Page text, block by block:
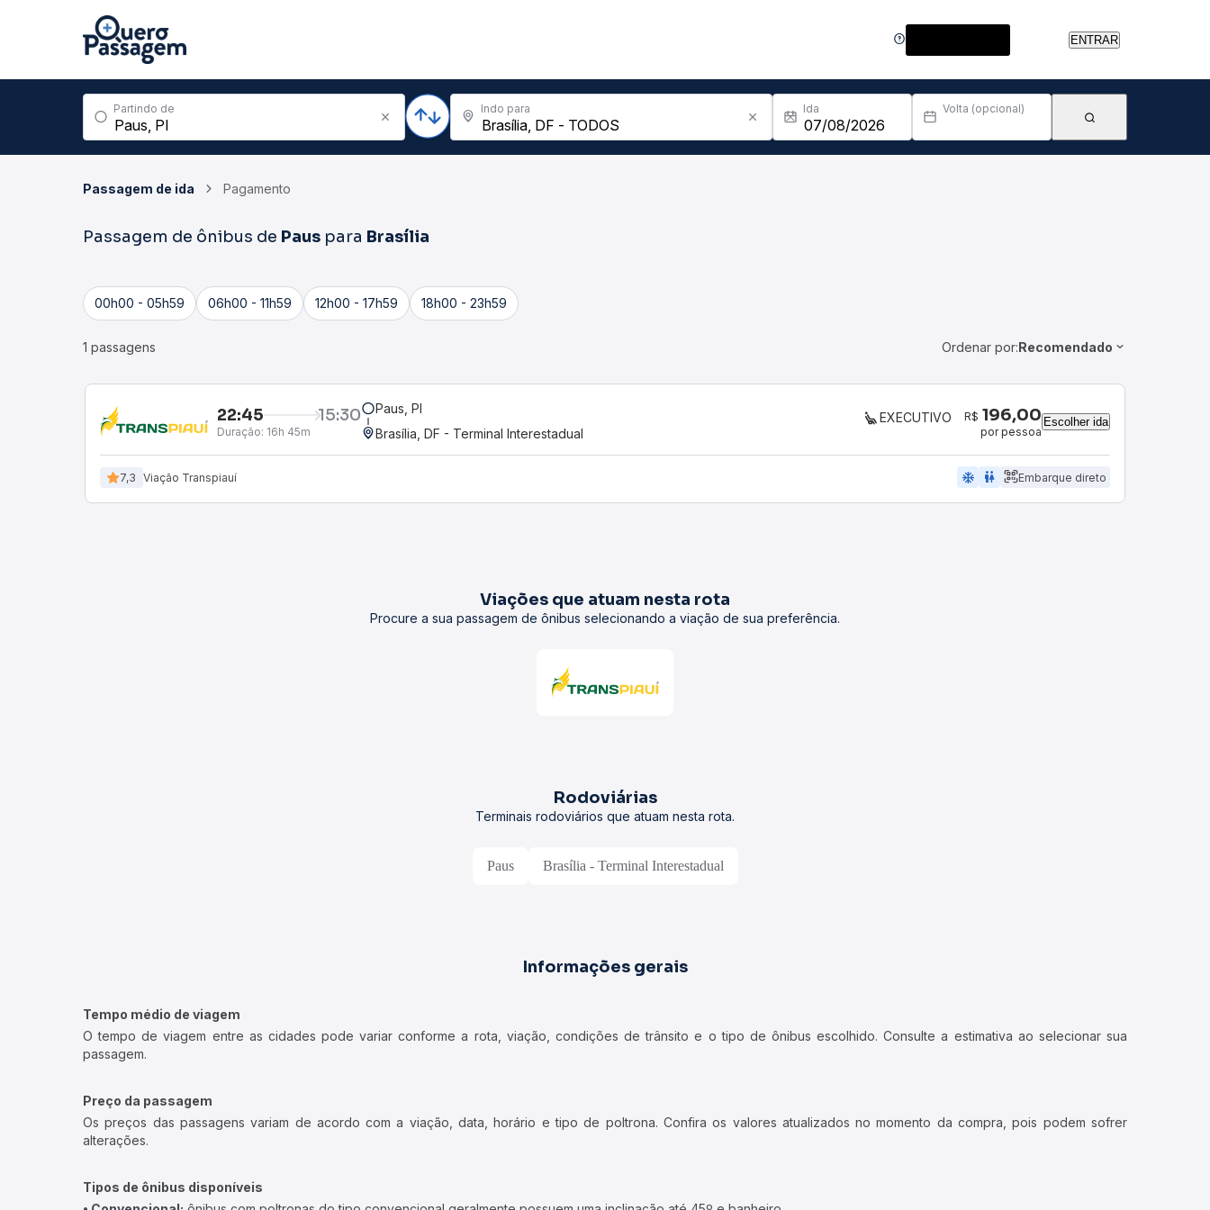
ENTRAR
Partindo de Indo para Ida Volta (opcional)
Passagem de ida Pagamento
Passagem de ônibus de Paus para Brasília
00h00 - 05h59 06h00 - 11h59 12h00 - 17h59 18h00 - 23h59
1 passagens Ordenar por:Recomendado
22:45 15:30
Duração: 16h 45m
Paus, PI
Brasília, DF - Terminal Interestadual
EXECUTIVO R$ 196,00
por pessoa
Escolher ida
7,3 Viação Transpiauí ac_unit wc Embarque direto
Viações que atuam nesta rota
Procure a sua passagem de ônibus selecionando a viação de sua preferência.
Rodoviárias
Terminais rodoviários que atuam nesta rota.
Paus Brasília - Terminal Interestadual
Informações gerais
Tempo médio de viagem
O tempo de viagem entre as cidades pode variar conforme a rota, viação, condições de trânsito e o tipo de ônibus escolhido. Consulte a estimativa ao selecionar sua
passagem.
Preço da passagem
Os preços das passagens variam de acordo com a viação, data, horário e tipo de poltrona. Confira os valores atualizados no momento da compra, pois podem sofrer
alterações.
Tipos de ônibus disponíveis